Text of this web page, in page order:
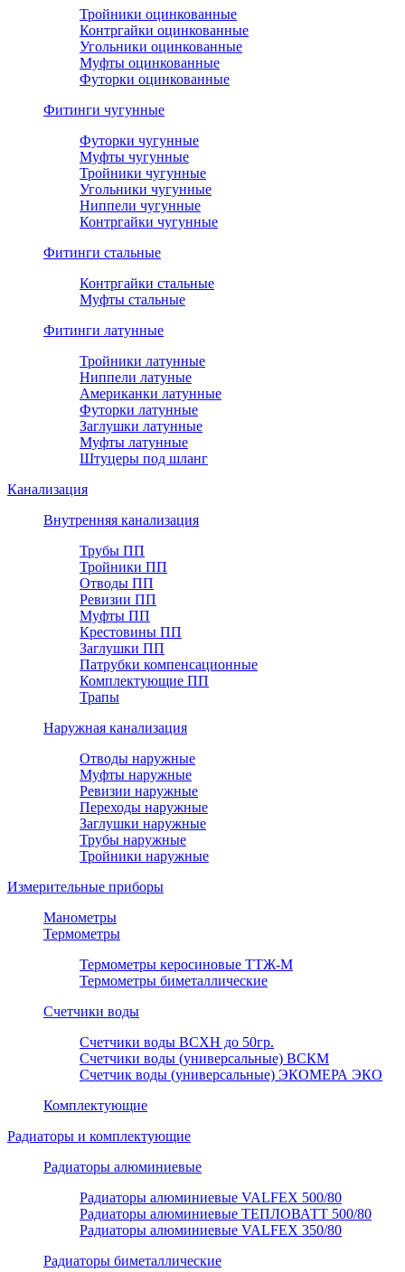
Тройники оцинкованные
Контргайки оцинкованные
Угольники оцинкованные
Муфты оцинкованные
Футорки оцинкованные
Фитинги чугунные
Футорки чугунные
Муфты чугунные
Тройники чугунные
Угольники чугунные
Ниппели чугунные
Контргайки чугунные
Фитинги стальные
Контргайки стальные
Муфты стальные
Фитинги латунные
Тройники латунные
Ниппели латуные
Американки латунные
Футорки латунные
Заглушки латунные
Муфты латунные
Штуцеры под шланг
Канализация
Внутренняя канализация
Трубы ПП
Тройники ПП
Отводы ПП
Ревизии ПП
Муфты ПП
Крестовины ПП
Заглушки ПП
Патрубки компенсационные
Комплектующие ПП
Трапы
Наружная канализация
Отводы наружные
Муфты наружные
Ревизии наружные
Переходы наружные
Заглушки наружные
Трубы наружные
Тройники наружные
Измерительные приборы
Манометры
Термометры
Термометры керосиновые ТТЖ-М
Термометры биметаллические
Счетчики воды
Счетчики воды ВСХН до 50гр.
Счетчики воды (универсальные) ВСКМ
Счетчик воды (универсальные) ЭКОМЕРА ЭКО
Комплектующие
Радиаторы и комплектующие
Радиаторы алюминиевые
Радиаторы алюминиевые VALFEX 500/80
Радиаторы алюминиевые ТЕПЛОВАТТ 500/80
Радиаторы алюминиевые VALFEX 350/80
Радиаторы биметаллические